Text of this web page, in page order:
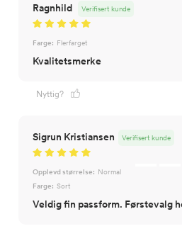
Ragnhild Verifisert kunde
Farge: Flerfarget
Kvalitetsmerke
Nyttig?
Sigrun Kristiansen Verifisert kunde
Opplevd størrelse: Normal
Farge: Sort
Veldig fin passform. Førstevalg